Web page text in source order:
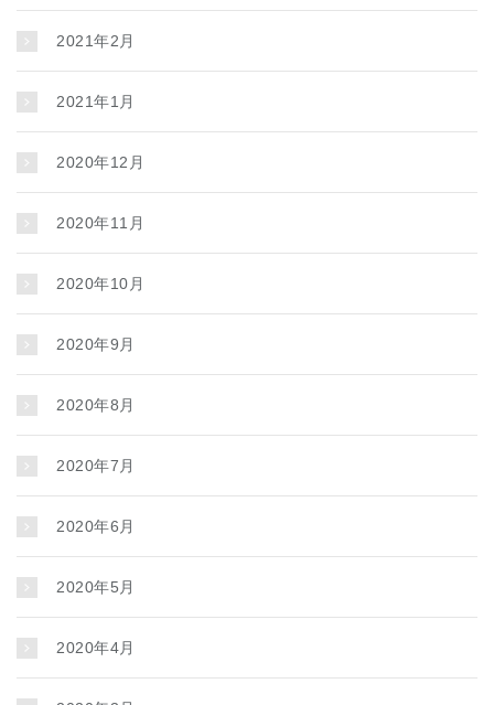
2021年2月
2021年1月
2020年12月
2020年11月
2020年10月
2020年9月
2020年8月
2020年7月
2020年6月
2020年5月
2020年4月